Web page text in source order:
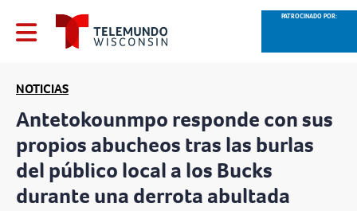
PATROCINADO POR:
NOTICIAS
Antetokounmpo responde con sus
propios abucheos tras las burlas
del público local a los Bucks
durante una derrota abultada